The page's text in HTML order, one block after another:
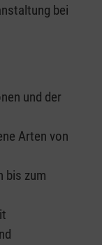
bei
und der
Arten von
bis zum